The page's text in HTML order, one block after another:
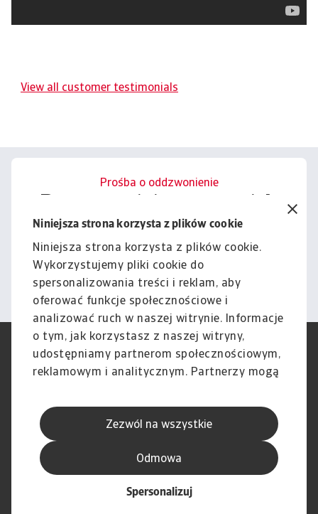
Niniejsza strona korzysta z plików cookie
Niniejsza strona korzysta z plików cookie.
Wykorzystujemy pliki cookie do
spersonalizowania treści i reklam, aby
oferować funkcje społecznościowe i
analizować ruch w naszej witrynie. Informacje
o tym, jak korzystasz z naszej witryny,
udostępniamy partnerom społecznościowym,
reklamowym i analitycznym. Partnerzy mogą
otrzymanymi od Ciebie lub uzyskanymi
podczas korzystania z ich usług.
Zezwól na wszystkie
Spersonalizuj
Odmowa
View all customer testimonials
Prośba o oddzwonienie
możemy wesprzeć Cię w
zarządzaniu ryzykiem.
Kontakt
RODO
Polityka Prywatności
Informacje o plikach cookie
Polityka Speak Up
Skargi i reklamacje (Regulamin
obowiązujący od dnia 13 lutego
Skargi i reklamacje (Regulamin
obowiązujący do dnia 12 lutego